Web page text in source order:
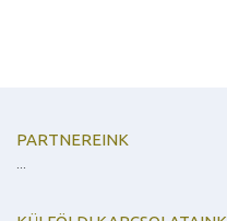
PARTNEREINK